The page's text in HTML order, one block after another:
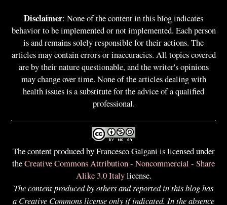
Disclaimer: None of the content in this blog indicates
behavior to be implemented or not implemented. Each person
is and remains solely responsible for their actions. The
articles may contain errors or inaccuracies. All topics covered
are by their nature questionable, and the writer's opinions
may change over time. None of the articles dealing with
health issues is a substitute for the advice of a qualified
professional.
The content produced by Francesco Galgani is licensed under
theCreative Commons Attribution - Noncommercial - Share
Alike 3.0 Italylicense.
The content produced by others and reported in this blog has
a Creative Commons license only if indicated. In the absence